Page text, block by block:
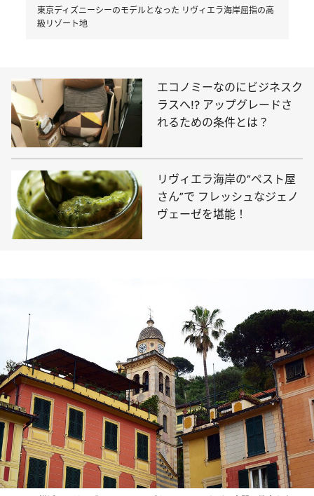
東京ディズニーシーのモデルとなった リヴィエラ海岸屈指の高
級リゾート地
エコノミーなのにビジネスク
ラスへ!? アップグレードさ
れるための条件とは？
リヴィエラ海岸の“ペスト屋
さん”で フレッシュなジェノ
ヴェーゼを堪能！